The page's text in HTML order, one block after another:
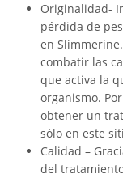
Originalidad-
pérdida de
en
combatir las
que activa la
organismo.
obtener un
sólo en este
Calidad –
del